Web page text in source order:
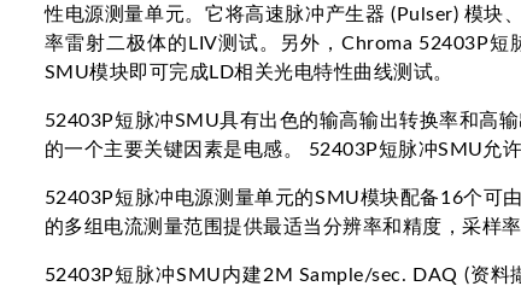
性电源测量单元。它将高速脉冲产生器 (Pulser) 模
率雷射二极体的LIV测试。另外，Chroma 52403P
SMU模块即可完成LD相关光电特性曲线测试。
52403P短脉冲SMU具有出色的输高输出转换率和高
的一个主要关键因素是电感。 52403P短脉冲SMU允
52403P短脉冲电源测量单元的SMU模块配备16个可
的多组电流测量范围提供最适当分辨率和精度，采样
52403P短脉冲SMU内建2M Sample/sec. DAQ (资